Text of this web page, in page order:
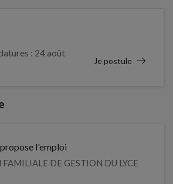
: 24 août
Je postule
l'emploi
DE GESTION DU LYCE